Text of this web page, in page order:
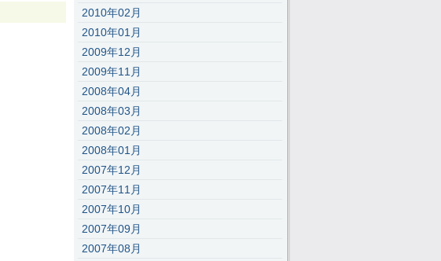
2010年02月
2010年01月
2009年12月
2009年11月
2008年04月
2008年03月
2008年02月
2008年01月
2007年12月
2007年11月
2007年10月
2007年09月
2007年08月